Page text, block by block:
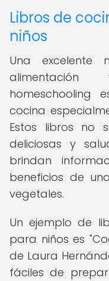
Libros de
niños
Una excelente
cocina
Estos libros no
deliciosas y
brindan
beneficios de
vegetales.
Un ejemplo de
para niños es
de Laura
fáciles de